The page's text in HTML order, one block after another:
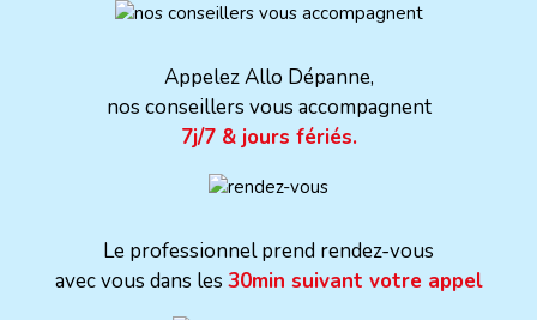
Appelez Allo Dépanne,
nos conseillers vous accompagnent
7j/7 & jours fériés.
Le professionnel prend rendez-vous
avec vous dans les 30min suivant votre appel